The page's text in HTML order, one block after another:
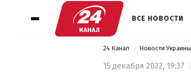
ВСЕ НОВОСТИ
24 Канал Новости Украины
15 декабря 2022, 19:37